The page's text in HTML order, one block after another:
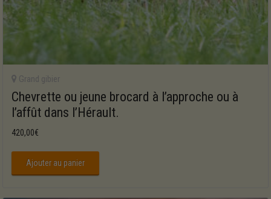
Grand gibier
Chevrette ou jeune brocard à l’approche ou à
l’affût dans l’Hérault.
420,00€
Ajouter au panier